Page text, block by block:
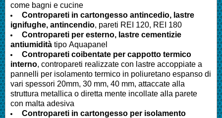
come bagni e cucine
Contropareti in cartongesso antincedio, lastre
ignifughe, antincendio, pareti REI 120, REI 180
Contropareti per esterno, lastre cementizie
antiumidità tipo Aquapanel
Contropareti coibentate per cappotto termico
interno, contropareti realizzate con lastre accoppiate a
pannelli per isolamento termico in poliuretano espanso di
vari spessori 20mm, 30 mm, 40 mm, attaccate alla
struttura metallica o diretta mente incollate alla parete
con malta adesiva
Contropareti in cartongesso per isolamento